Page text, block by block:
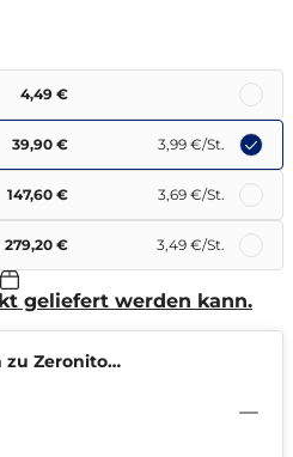
4,49 €
39,90 € 3,99 €/St.
147,60 € 3,69 €/St.
279,20 € 3,49 €/St.
geliefert werden kann.
zu Zeronito